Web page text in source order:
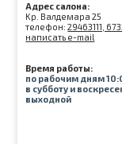
Адрес салона:
Kр. Валдемара 25
телефон:29463111,
написать e-mail
Время работы:
по рабочим дням
в субботу и
выходной